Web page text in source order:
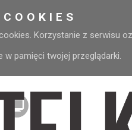
Korzystanie z serwisu
pamięci twojej przeglądarki.